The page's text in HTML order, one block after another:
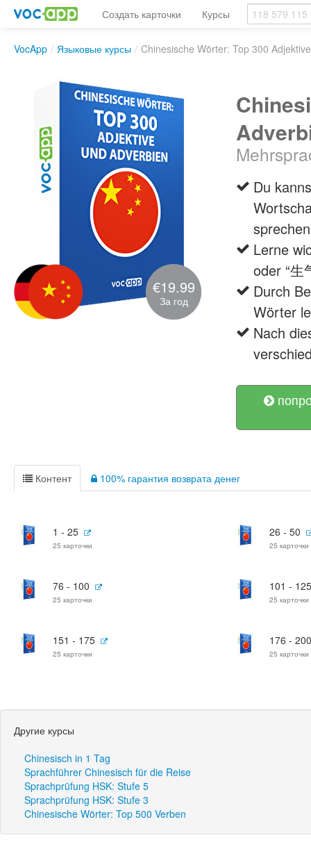
Создать карточки Курсы
VocApp / Языковые курсы / Chinesische Wörter: Top 300
€19.99
За год
Du
Lerne
oder “生
Durch
Wörter
Nach
Контент 100% гарантия возврата денег
1 - 25
25 карточки
26 - 50
25 карточки
76 - 100
25 карточки
101 - 125
25 карточки
151 - 175
25 карточки
176 - 200
25 карточки
Другие курсы
Chinesisch in 1 Tag
Sprachführer Chinesisch für die Reise
Sprachprüfung HSK: Stufe 5
Sprachprüfung HSK: Stufe 3
Chinesische Wörter: Top 500 Verben